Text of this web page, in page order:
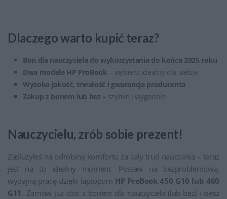
Dlaczego warto kupić teraz?
Bon dla nauczyciela do wykorzystania do końca 2025 roku
Dwa modele HP ProBook – wybierz idealny dla siebie
Wysoka jakość, trwałość i gwarancja producenta
Zakup z bonem lub bez – szybko i wygodnie
Nauczycielu, zrób sobie prezent!
Zasłużyłeś na odrobinę komfortu za cały trud nauczania – teraz
jest na to idealny moment. Postaw na bezproblemową,
wydajną pracę dzięki laptopom HP ProBook 450 G10 lub 460
G11
. Zamów już dziś z bonem dla nauczyciela (lub bez) i ciesz